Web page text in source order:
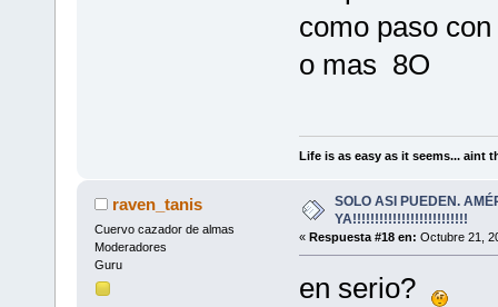
como paso
o mas 8O
Life is as easy as it seems... aint
raven_tanis
Cuervo cazador de almas
Moderadores
Guru
SOLO ASI PUEDEN.
YA!!!!!!!!!!!!!!!!!!!!!!!!!!
« Respuesta #18 en: Octubre 21,
en serio?